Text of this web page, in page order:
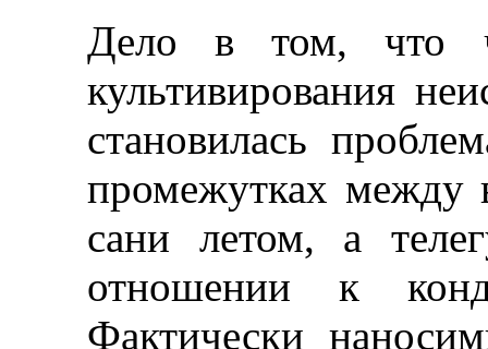
Дело в том, что
культивирования
становилась
промежутках между
сани летом, а
отношении к
Фактически